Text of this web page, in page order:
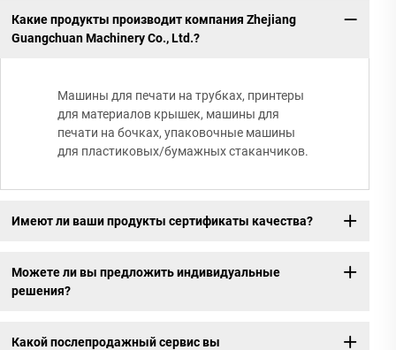
Какие продукты производит компания Zhejiang
Guangchuan Machinery Co., Ltd.?
Машины для печати на трубках, принтеры
для материалов крышек, машины для
печати на бочках, упаковочные машины
для пластиковых/бумажных стаканчиков.
Имеют ли ваши продукты сертификаты качества?
Можете ли вы предложить индивидуальные
решения?
Какой послепродажный сервис вы